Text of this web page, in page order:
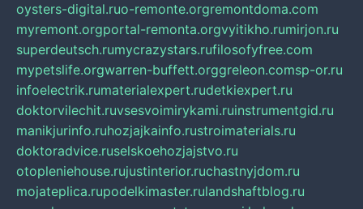
oysters-digital.ruo-remonte.orgremontdoma.com
myremont.orgportal-remonta.orgvyitikho.rumirjon.ru
superdeutsch.rumycrazystars.rufilosofyfree.com
mypetslife.orgwarren-buffett.orggreleon.comsp-or.ru
infoelectrik.rumaterialexpert.rudetkiexpert.ru
doktorvilechit.ruvsesvoimirykami.ruinstrumentgid.ru
manikjurinfo.ruhozjajkainfo.rustroimaterials.ru
doktoradvice.ruselskoehozjajstvo.ru
otopleniehouse.rujustinterior.ruchastnyjdom.ru
mojateplica.rupodelkimaster.rulandshaftblog.ru